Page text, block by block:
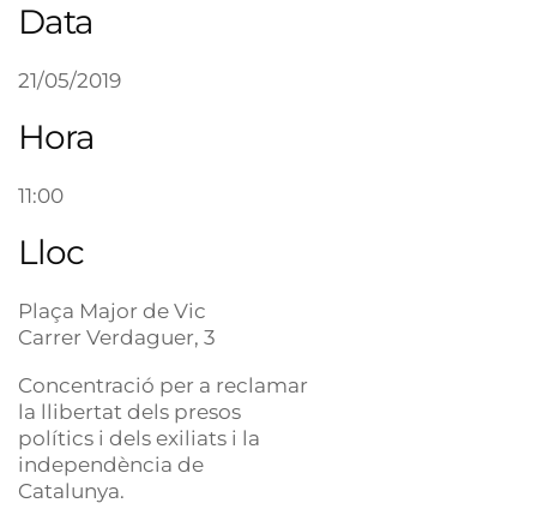
Data
21/05/2019
Hora
11:00
Lloc
Plaça Major de Vic
Carrer Verdaguer, 3
Concentració per a reclamar
la llibertat dels presos
polítics i dels exiliats i la
independència de
Catalunya.